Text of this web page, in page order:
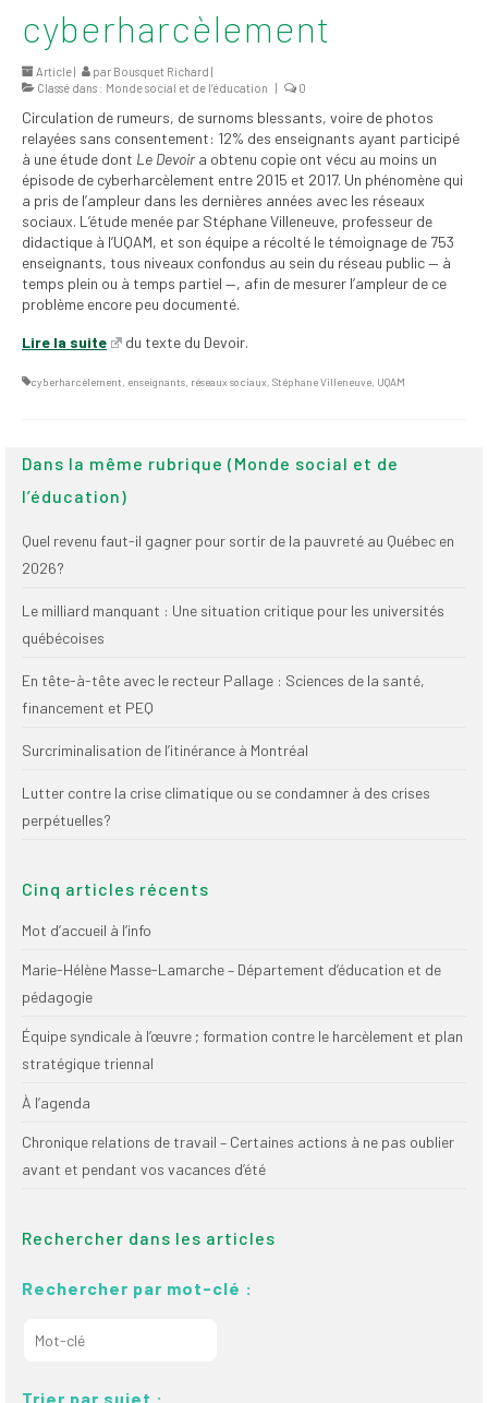
syndicaux et
Statuts et
règlements
Politiques
Outils de visibilité
Signature – Fond
Vignettes
SPPEUQAM@ctualités
cyberharcèlement
Article | par Bousquet Richard |
Classé dans : Monde social et de l’éducation | 0
Circulation de rumeurs, de surnoms blessants, voire de photos
relayées sans consentement: 12% des enseignants ayant participé
à une étude dont Le Devoira obtenu copie ont vécu au moins un
épisode de cyberharcèlement entre 2015 et 2017. Un phénomène qui
a pris de l’ampleur dans les dernières années avec les réseaux
sociaux. L’étude menée par Stéphane Villeneuve, professeur de
didactique à l’UQAM, et son équipe a récolté le témoignage de 753
enseignants, tous niveaux confondus au sein du réseau public — à
temps plein ou à temps partiel —, afin de mesurer l’ampleur de ce
problème encore peu documenté.
Lire la suite du texte du Devoir.
cyberharcèlement, enseignants, réseaux sociaux, Stéphane Villeneuve, UQAM
Dans la même rubrique (Monde social et de
l’éducation)
Quel revenu faut-il gagner pour sortir de la pauvreté au Québec en
2026?
Le milliard manquant : Une situation critique pour les universités
québécoises
En tête-à-tête avec le recteur Pallage : Sciences de la santé,
financement et PEQ
Surcriminalisation de l’itinérance à Montréal
Lutter contre la crise climatique ou se condamner à des crises
perpétuelles?
Cinq articles récents
Mot d’accueil à l’info
Marie-Hélène Masse-Lamarche – Département d’éducation et de
pédagogie
Équipe syndicale à l’œuvre ; formation contre le harcèlement et plan
stratégique triennal
À l’agenda
Chronique relations de travail – Certaines actions à ne pas oublier
avant et pendant vos vacances d’été
Rechercher dans les articles
Rechercher par mot-clé :
Trier par sujet :